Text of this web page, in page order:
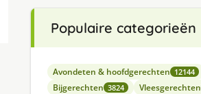
Populaire categorieën
Avondeten & hoofdgerechten 12144
Bijgerechten 3824 Vleesgerechten